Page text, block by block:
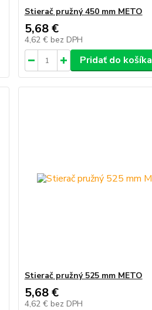
Stierač pružný 450 mm METO
5,68 €
4,62 € bez DPH
Pridať do košíka
Stierač pružný 525 mm METO
5,68 €
4,62 € bez DPH